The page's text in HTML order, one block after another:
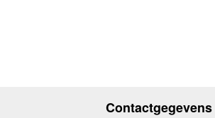
Contactgegevens